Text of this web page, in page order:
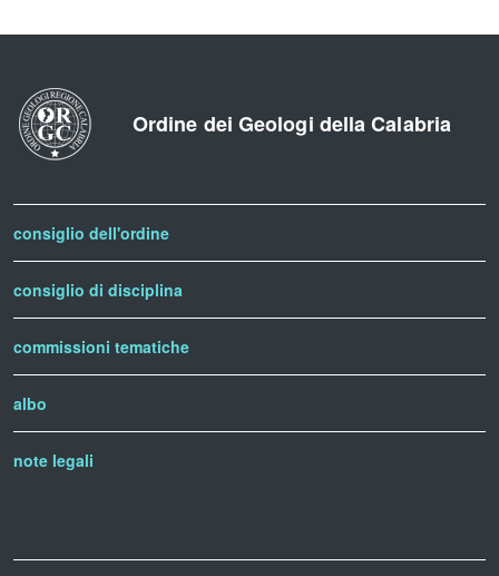
Ordine dei Geologi della Calabria
consiglio dell'ordine
consiglio di disciplina
commissioni tematiche
albo
note legali